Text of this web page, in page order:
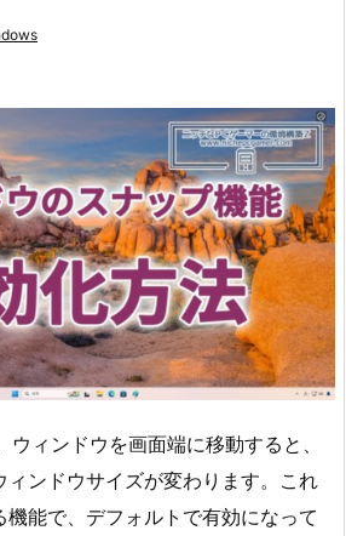
ィンドウを画面端に移動すると、
ィンドウサイズが変わります。これ
能で、デフォルトで有効になって